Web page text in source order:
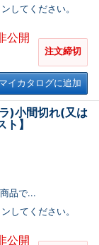
してください。
公開
注文締切
マイカタログに追加
)小間切れ(又は
】
品で...
してください。
公開